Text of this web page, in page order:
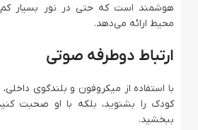
هوشمند است که حتی در نور بسیار
محیط ارائه می‌دهد.
ارتباط دوطرفه صوتی
با استفاده از میکروفون و بلندگوی
کودک را بشنوید، بلکه با او صحبت
ببخشید.